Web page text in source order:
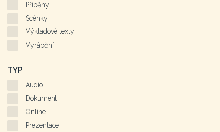
Příběhy
Scénky
Výkladové texty
Vyrábění
TYP
Audio
Dokument
Online
Prezentace